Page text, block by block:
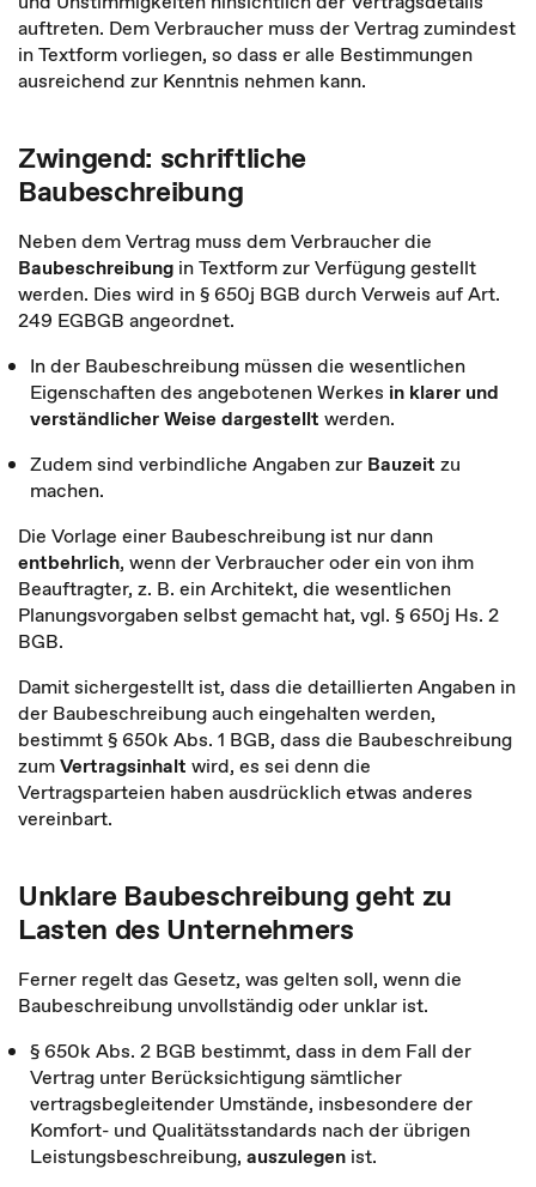
auftreten. Dem Verbraucher muss der Vertrag zumindest
in Textform vorliegen, so dass er alle Bestimmungen
ausreichend zur Kenntnis nehmen kann.
Zwingend: schriftliche
Baubeschreibung
Neben dem Vertrag muss dem Verbraucher die
Baubeschreibung in Textform zur Verfügung gestellt
werden. Dies wird in § 650j BGB durch Verweis auf Art.
249 EGBGB angeordnet.
In der Baubeschreibung müssen die wesentlichen
Eigenschaften des angebotenen Werkes in klarer und
verständlicher Weise dargestellt werden.
Zudem sind verbindliche Angaben zur Bauzeit zu
machen.
Die Vorlage einer Baubeschreibung ist nur dann
entbehrlich, wenn der Verbraucher oder ein von ihm
Beauftragter, z. B. ein Architekt, die wesentlichen
Planungsvorgaben selbst gemacht hat, vgl. § 650j Hs. 2
BGB.
Damit sichergestellt ist, dass die detaillierten Angaben in
der Baubeschreibung auch eingehalten werden,
bestimmt § 650k Abs. 1 BGB, dass die Baubeschreibung
zumVertragsinhalt wird, es sei denn die
Vertragsparteien haben ausdrücklich etwas anderes
vereinbart.
Unklare Baubeschreibung geht zu
Lasten des Unternehmers
Ferner regelt das Gesetz, was gelten soll, wenn die
Baubeschreibung unvollständig oder unklar ist.
§ 650k Abs. 2 BGB bestimmt, dass in dem Fall der
Vertrag unter Berücksichtigung sämtlicher
vertragsbegleitender Umstände, insbesondere der
Komfort- und Qualitätsstandards nach der übrigen
Leistungsbeschreibung, auszulegen ist.